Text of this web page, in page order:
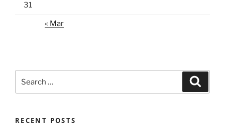
31
« Mar
for:
RECENT POSTS